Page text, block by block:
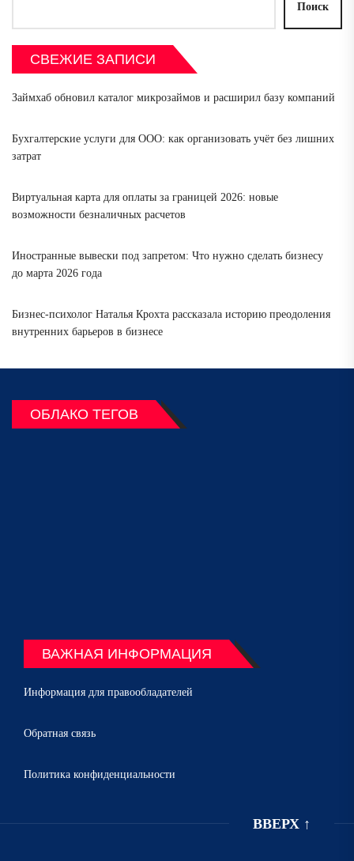
Поиск
СВЕЖИЕ ЗАПИСИ
Займхаб обновил каталог микрозаймов и расширил базу компаний
Бухгалтерские услуги для ООО: как организовать учёт без лишних
затрат
Виртуальная карта для оплаты за границей 2026: новые
возможности безналичных расчетов
Иностранные вывески под запретом: Что нужно сделать бизнесу
до марта 2026 года
Бизнес-психолог Наталья Крохта рассказала историю преодоления
внутренних барьеров в бизнесе
ОБЛАКО ТЕГОВ
ВАЖНАЯ ИНФОРМАЦИЯ
Информация для правообладателей
Обратная связь
Политика конфиденциальности
ВВЕРХ ↑